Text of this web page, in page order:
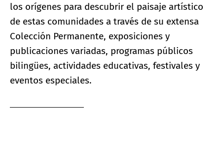
los orígenes para descubrir el paisaje artístico
de estas comunidades a través de su extensa
Colección Permanente, exposiciones y
publicaciones variadas, programas públicos
bilingües, actividades educativas, festivales y
eventos especiales.